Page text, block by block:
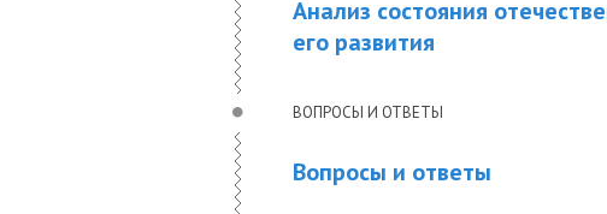
Анализ состояния
его развития
ВОПРОСЫ И ОТВЕТЫ
Вопросы и ответы